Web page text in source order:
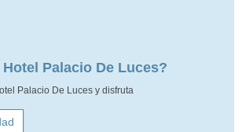
Palacio De Luces?
Palacio De Luces y disfruta